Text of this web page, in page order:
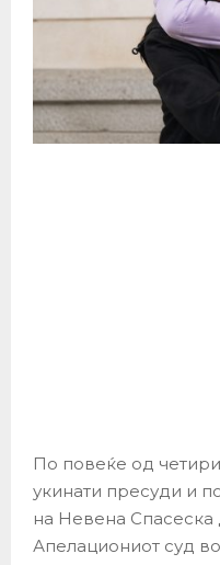
По повеќе од
укинати пресуди и
на Невена
Апелациониот суд